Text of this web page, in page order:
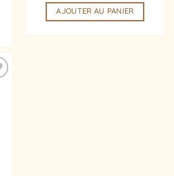
AJOUTER AU PANIER